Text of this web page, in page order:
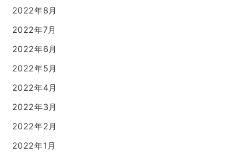
2022年8月
2022年7月
2022年6月
2022年5月
2022年4月
2022年3月
2022年2月
2022年1月